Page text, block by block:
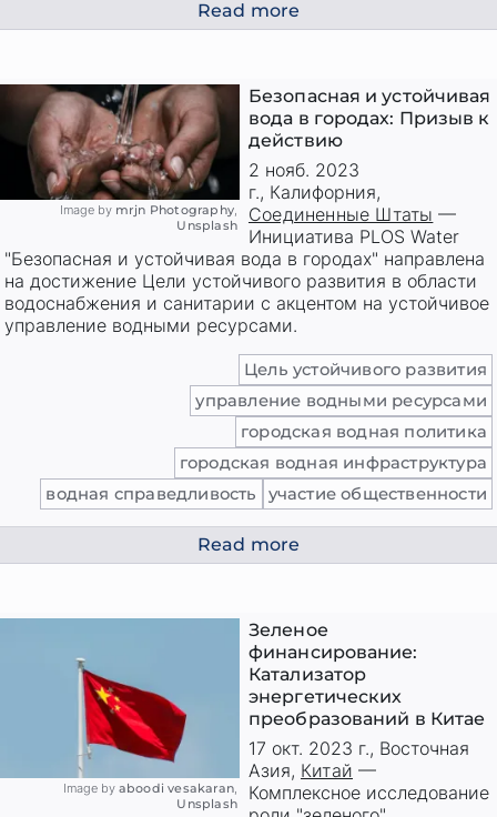
Read more
Image by mrjn Photography
Unsplash
Безопасная и устойчивая
вода в городах: Призыв к
действию
Read more
2 нояб. 2023
г., Калифорния,
Соединенные Штаты —
Инициатива PLOS Water
"Безопасная и устойчивая вода в городах" направлена
на достижение Цели устойчивого развития в области
водоснабжения и санитарии с акцентом на устойчивое
управление водными ресурсами.
Цель устойчивого развития
управление водными ресурсами
городская водная политика
городская водная инфраструктура
водная справедливость
участие общественности
Image by aboodi vesakaran,
Unsplash
Зеленое
финансирование:
Катализатор
энергетических
преобразований в Китае
17 окт. 2023 г., Восточная
Азия, Китай —
Комплексное исследование